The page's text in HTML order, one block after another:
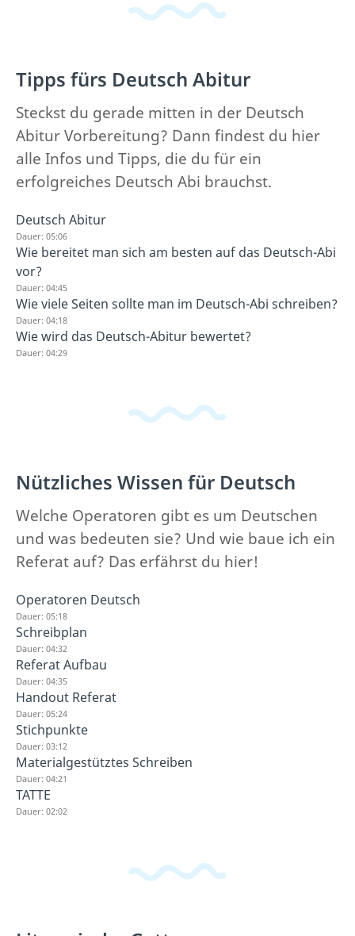
Tipps fürs Deutsch Abitur
Steckst du gerade mitten in der Deutsch
Abitur Vorbereitung? Dann findest du hier
alle Infos und Tipps, die du für ein
erfolgreiches Deutsch Abi brauchst.
Deutsch Abitur
Dauer: 05:06
Wie bereitet man sich am besten auf das Deutsch-Abi
vor?
Dauer: 04:45
Wie viele Seiten sollte man im Deutsch-Abi schreiben?
Dauer: 04:18
Wie wird das Deutsch-Abitur bewertet?
Dauer: 04:29
Nützliches Wissen für Deutsch
Welche Operatoren gibt es um Deutschen
und was bedeuten sie? Und wie baue ich ein
Referat auf? Das erfährst du hier!
Operatoren Deutsch
Dauer: 05:18
Schreibplan
Dauer: 04:32
Referat Aufbau
Dauer: 04:35
Handout Referat
Dauer: 05:24
Stichpunkte
Dauer: 03:12
Materialgestütztes Schreiben
Dauer: 04:21
TATTE
Dauer: 02:02